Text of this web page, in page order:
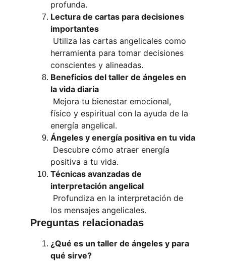
profunda.
Lectura de cartas para decisiones
importantes
herramienta para tomar decisiones
conscientes y alineadas.
Beneficios del taller de ángeles en
la vida diaria
físico y espiritual con la ayuda de la
energía angelical.
Ángeles y energía positiva en tu vida
positiva a tu vida.
Técnicas avanzadas de
interpretación angelical
los mensajes angelicales.
Preguntas relacionadas
¿Qué es un taller de ángeles y para
qué sirve?